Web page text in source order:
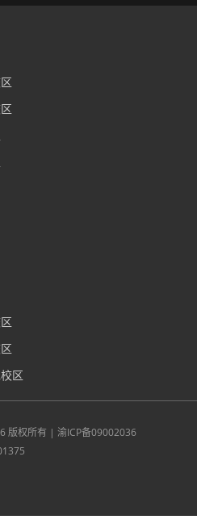
区
版权所有 | 渝ICP备09002036